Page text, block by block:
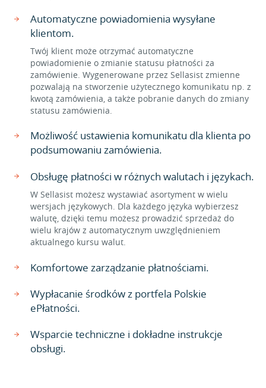
Automatyczne powiadomienia wysyłane
klientom.
Twój klient może otrzymać automatyczne
powiadomienie o zmianie statusu płatności za
zamówienie. Wygenerowane przez Sellasist zmienne
pozwalają na stworzenie użytecznego komunikatu np. z
kwotą zamówienia, a także pobranie danych do zmiany
statusu zamówienia.
Możliwość ustawienia komunikatu dla klienta po
podsumowaniu zamówienia.
Obsługę płatności w różnych walutach i językach.
W Sellasist możesz wystawiać asortyment w wielu
wersjach językowych. Dla każdego języka wybierzesz
walutę, dzięki temu możesz prowadzić sprzedaż do
wielu krajów z automatycznym uwzględnieniem
aktualnego kursu walut.
Komfortowe zarządzanie płatnościami.
Wypłacanie środków z portfela Polskie
ePłatności.
Wsparcie techniczne i dokładne instrukcje
obsługi.